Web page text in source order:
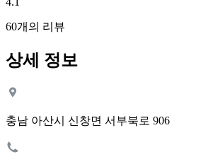
60개의 리뷰
상세 정보
충남 아산시 신창면 서부북로 906